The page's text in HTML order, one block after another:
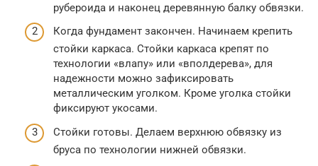
рубероида и наконец деревянную балку обвязки.
Когда фундамент закончен. Начинаем крепить
стойки каркаса. Стойки каркаса крепят по
технологии «влапу» или «вполдерева», для
надежности можно зафиксировать
металлическим уголком. Кроме уголка стойки
фиксируют укосами.
Стойки готовы. Делаем верхнюю обвязку из
бруса по технологии нижней обвязки.